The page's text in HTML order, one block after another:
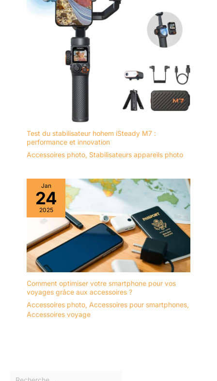
Test du stabilisateur hohem iSteady M7 :
performance et innovation
Accessoires photo, Stabilisateurs appareils photo
Jan
24
2025
Comment optimiser votre smartphone pour vos
voyages grâce aux accessoires ?
Accessoires photo, Accessoires pour smartphones,
Accessoires voyage